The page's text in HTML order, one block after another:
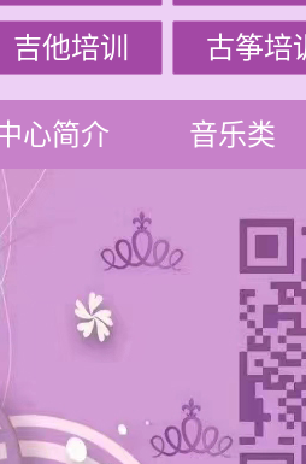
吉他培训 古筝培
心简介 音乐类